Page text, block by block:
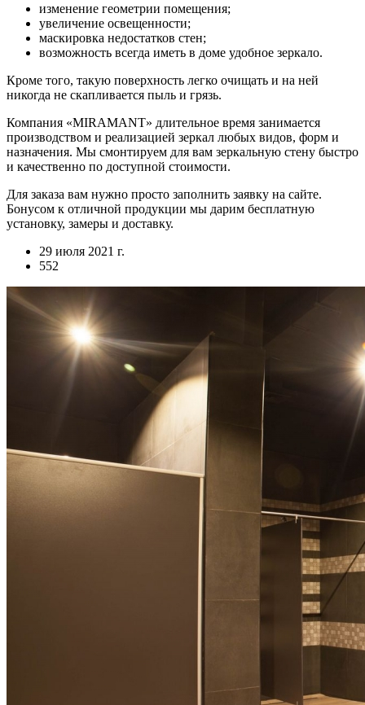
изменение геометрии помещения;
увеличение освещенности;
маскировка недостатков стен;
возможность всегда иметь в доме удобное зеркало.
Кроме того, такую поверхность легко очищать и на ней
никогда не скапливается пыль и грязь.
Компания «MIRAMANT» длительное время занимается
производством и реализацией зеркал любых видов, форм и
назначения. Мы смонтируем для вам зеркальную стену быстро
и качественно по доступной стоимости.
Для заказа вам нужно просто заполнить заявку на сайте.
Бонусом к отличной продукции мы дарим бесплатную
установку, замеры и доставку.
29 июля 2021 г.
552